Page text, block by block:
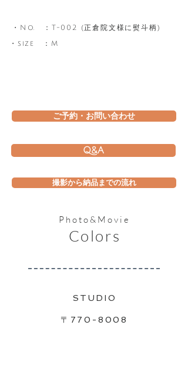
​・No. ：T-002 (​正倉院文様に熨斗柄)
​・size ：M
ご予約・お問い合わせ
Q&A
撮影から納品までの流れ
Photo&Movie
Colors
​STUDIO
〒770-8008